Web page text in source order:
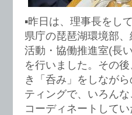
▪️昨日は、理事長をし
県庁の琵琶湖環境部
活動・協働推進室(長
を行いました。その
き「呑み」をしなが
ティングで、いろん
コーディネートして